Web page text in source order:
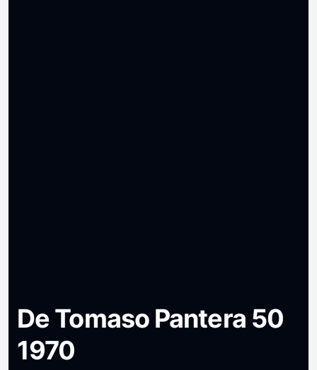
De Tomaso Pantera 50
1970